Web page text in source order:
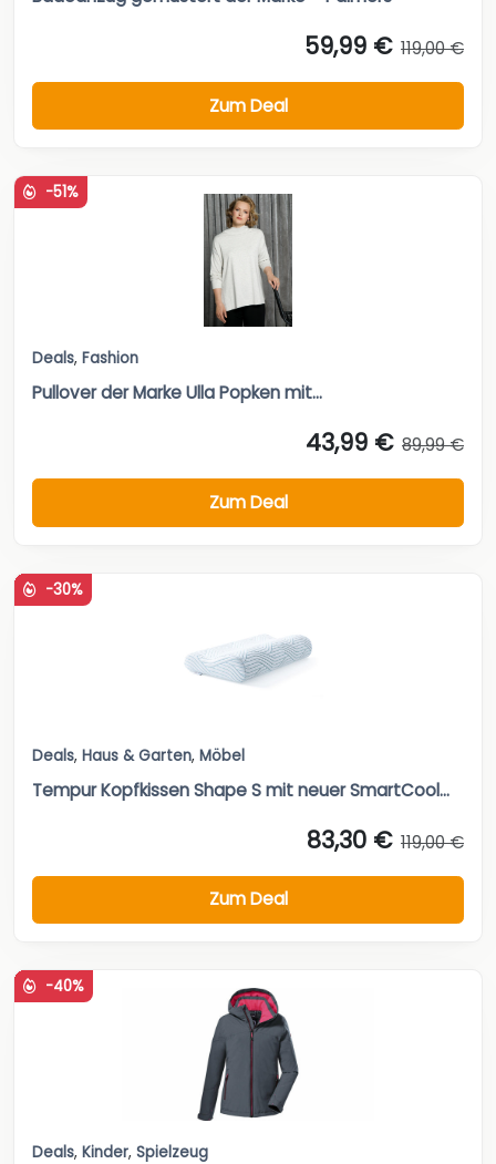
59,99 € 119,00 €
Zum Deal
-51%
Deals, Fashion
Pullover der Marke Ulla Popken mit...
43,99 € 89,99 €
Zum Deal
-30%
Deals, Haus & Garten, Möbel
Tempur Kopfkissen Shape S mit neuer SmartCool...
83,30 € 119,00 €
Zum Deal
-40%
Deals, Kinder, Spielzeug